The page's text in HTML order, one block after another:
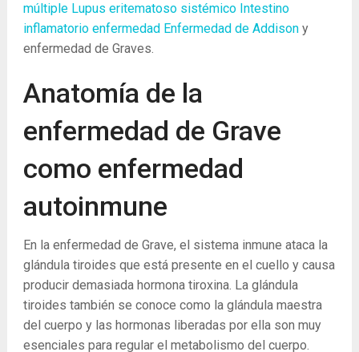
múltiple Lupus eritematoso sistémico Intestino
inflamatorio enfermedad Enfermedad de Addison y
enfermedad de Graves.
Anatomía de la
enfermedad de Grave
como enfermedad
autoinmune
En la enfermedad de Grave, el sistema inmune ataca la
glándula tiroides que está presente en el cuello y causa
producir demasiada hormona tiroxina. La glándula
tiroides también se conoce como la glándula maestra
del cuerpo y las hormonas liberadas por ella son muy
esenciales para regular el metabolismo del cuerpo.